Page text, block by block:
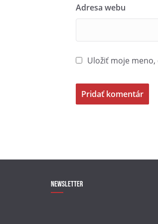
Adresa webu
Uložiť moje
Newsletter